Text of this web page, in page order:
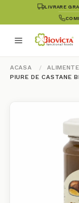
LIVRARE
ACASA
ALIMENTE
PIURE DE CASTANE